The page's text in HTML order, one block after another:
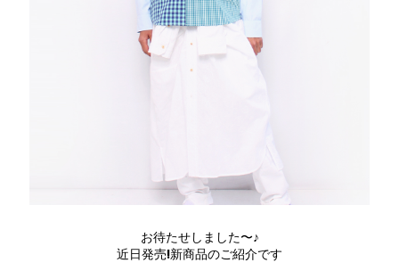
お待たせしました〜♪
近日発売!新商品のご紹介です